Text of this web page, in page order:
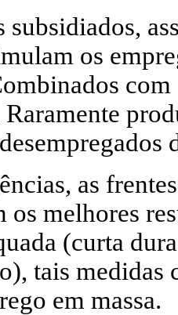
subsidiados,
os
as
os melhores
(curta
tais medidas
em massa.